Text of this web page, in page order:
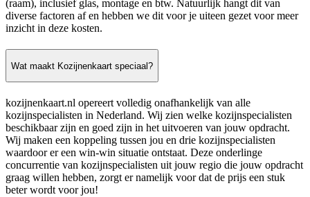
(raam), inclusief glas, montage en btw. Natuurlijk hangt dit van
diverse factoren af en hebben we dit voor je uiteen gezet voor meer
inzicht in deze kosten.
Wat maakt Kozijnenkaart speciaal?
kozijnenkaart.nl opereert volledig onafhankelijk van alle
kozijnspecialisten in Nederland. Wij zien welke kozijnspecialisten
beschikbaar zijn en goed zijn in het uitvoeren van jouw opdracht.
Wij maken een koppeling tussen jou en drie kozijnspecialisten
waardoor er een win-win situatie ontstaat. Deze onderlinge
concurrentie van kozijnspecialisten uit jouw regio die jouw opdracht
graag willen hebben, zorgt er namelijk voor dat de prijs een stuk
beter wordt voor jou!